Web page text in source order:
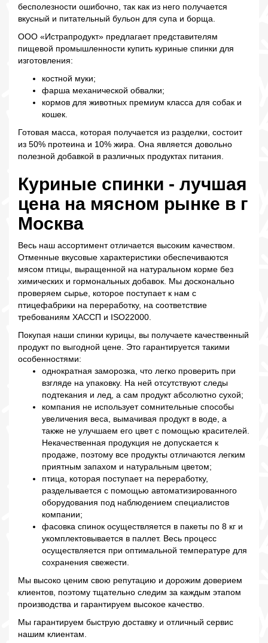
бесполезности ошибочно, так как из него получается
вкусный и питательный бульон для супа и борща.
ООО «Истрапродукт» предлагает представителям
пищевой промышленности купить куриные спинки для
изготовления:
костной муки;
фарша механической обвалки;
кормов для животных премиум класса для собак и
кошек.
Готовая масса, которая получается из разделки, состоит
из 50% протеина и 10% жира. Она является довольно
полезной добавкой в различных продуктах питания.
Куриные спинки - лучшая
цена на мясном рынке в г
Москва
Весь наш ассортимент отличается высоким качеством.
Отменные вкусовые характеристики обеспечиваются
мясом птицы, выращенной на натуральном корме без
химических и гормональных добавок. Мы досконально
проверяем сырье, которое поступает к нам с
птицефабрики на переработку, на соответствие
требованиям ХАССП и ISO22000.
Покупая наши спинки курицы, вы получаете качественный
продукт по выгодной цене. Это гарантируется такими
особенностями:
однократная заморозка, что легко проверить при
взгляде на упаковку. На ней отсутствуют следы
подтекания и лед, а сам продукт абсолютно сухой;
компания не использует сомнительные способы
увеличения веса, вымачивая продукт в воде, а
также не улучшаем его цвет с помощью красителей.
Некачественная продукция не допускается к
продаже, поэтому все продукты отличаются легким
приятным запахом и натуральным цветом;
птица, которая поступает на переработку,
разделывается с помощью автоматизированного
оборудования под наблюдением специалистов
компании;
фасовка спинок осуществляется в пакеты по 8 кг и
укомплектовывается в паллет. Весь процесс
осуществляется при оптимальной температуре для
сохранения свежести.
Мы высоко ценим свою репутацию и дорожим доверием
клиентов, поэтому тщательно следим за каждым этапом
производства и гарантируем высокое качество.
Мы гарантируем быструю доставку и отличный сервис
нашим клиентам.